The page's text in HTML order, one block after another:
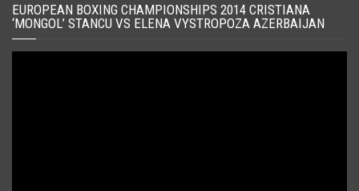
EUROPEAN BOXING CHAMPIONSHIPS 2014 CRISTIANA
‘MONGOL’ STANCU VS ELENA VYSTROPOZA AZERBAIJAN